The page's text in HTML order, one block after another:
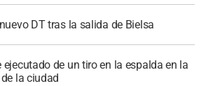
DT tras la salida de Bielsa
ejecutado de un tiro en la espalda en la
la ciudad